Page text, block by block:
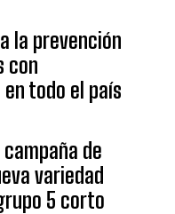
la prevención
con
todo el país
de
variedad
5 corto